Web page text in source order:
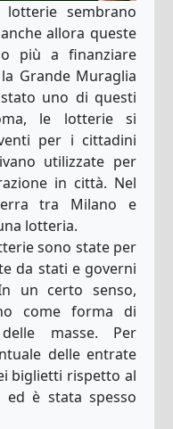
sembrano
allora queste
più a finanziare
Grande Muraglia
uno di questi
le lotterie si
per i cittadini
utilizzate per
in città. Nel
tra Milano e
lotteria.
sono state per
da stati e governi
un certo senso,
come forma di
masse. Per
delle entrate
biglietti rispetto al
è stata spesso